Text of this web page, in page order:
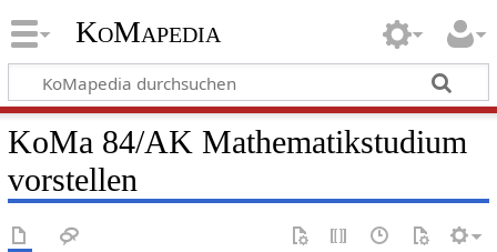
KoMapedia
KoMa 84/AK Mathematikstudium
vorstellen